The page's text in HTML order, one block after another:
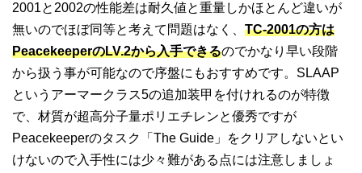
2001と2002の性能差は耐久値と重量しかほとんど違いが
無いのでほぼ同等と考えて問題はなく、 TC-2001の方は
PeacekeeperのLV.2から入手できるのでかなり早い段階
から扱う事が可能なので序盤にもおすすめです。SLAAP
というアーマークラス5の追加装甲を付けれるのが特徴
で、材質が超高分子量ポリエチレンと優秀ですが
Peacekeeperのタスク「The Guide」をクリアしないとい
けないので入手性には少々難がある点には注意しましょ